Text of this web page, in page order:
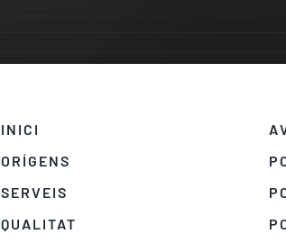
INICI
ORÍGENS
SERVEIS
QUALITAT